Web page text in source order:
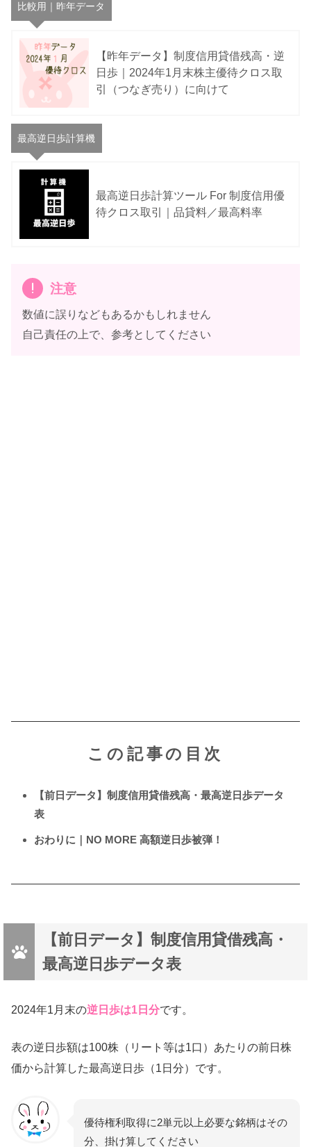
比較用｜昨年データ
【昨年データ】制度信用貸借残高・逆
日歩｜2024年1月末株主優待クロス取
引（つなぎ売り）に向けて
最高逆日歩計算機
最高逆日歩計算ツール For 制度信用優
待クロス取引｜品貸料／最高料率
注意
数値に誤りなどもあるかもしれません
自己責任の上で、参考としてください
この記事の目次
【前日データ】制度信用貸借残高・最高逆日歩データ
表
おわりに｜NO MORE 高額逆日歩被弾！
【前日データ】制度信用貸借残高・
最高逆日歩データ表
2024年1月末の逆日歩は1日分です。
表の逆日歩額は100株（リート等は1口）あたりの前日株
価から計算した最高逆日歩（1日分）です。
優待権利取得に2単元以上必要な銘柄はその
分、掛け算してください